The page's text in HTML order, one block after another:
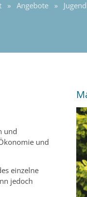
» Angebote »
und
und
einzelne
jedoch